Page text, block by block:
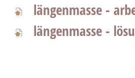
längenmasse -
längenmasse -